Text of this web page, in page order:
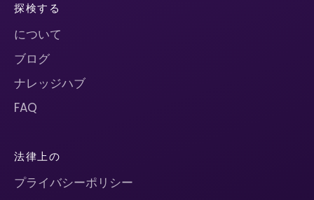
探検する
について
ブログ
ナレッジハブ
FAQ
法律上の
プライバシーポリシー